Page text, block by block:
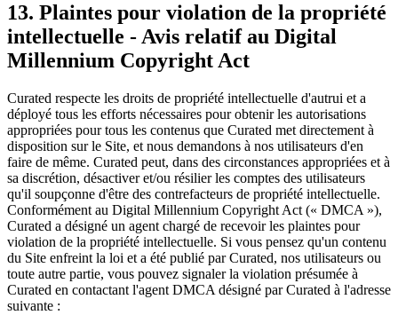
13. Plaintes pour violation de la propriété
intellectuelle - Avis relatif au Digital
Millennium Copyright Act
Curated respecte les droits de propriété intellectuelle d'autrui et a
déployé tous les efforts nécessaires pour obtenir les autorisations
appropriées pour tous les contenus que Curated met directement à
disposition sur le Site, et nous demandons à nos utilisateurs d'en
faire de même. Curated peut, dans des circonstances appropriées et à
sa discrétion, désactiver et/ou résilier les comptes des utilisateurs
qu'il soupçonne d'être des contrefacteurs de propriété intellectuelle.
Conformément au Digital Millennium Copyright Act (« DMCA »),
Curated a désigné un agent chargé de recevoir les plaintes pour
violation de la propriété intellectuelle. Si vous pensez qu'un contenu
du Site enfreint la loi et a été publié par Curated, nos utilisateurs ou
toute autre partie, vous pouvez signaler la violation présumée à
Curated en contactant l'agent DMCA désigné par Curated à l'adresse
suivante :